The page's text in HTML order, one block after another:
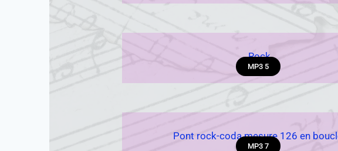
Rock
MP3 5
Pont rock-coda mesure 126 en
MP3 7